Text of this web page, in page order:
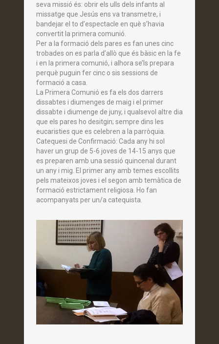
seva missió és: obrir els ulls dels infants al
missatge que Jesús ens va transmetre, i
bandejar el to d’espectacle en què s’havia
convertit la primera comunió.
Per a la formació dels pares es fan unes cinc
trobades on es parla d’allò que és bàsic en la fe
i en la primera comunió, i alhora se’ls prepara
perquè puguin fer cinc o sis sessions de
formació a casa.
La Primera Comunió es fa els dos darrers
dissabtes i diumenges de maig i el primer
dissabte i diumenge de juny, i qualsevol altre dia
que els pares ho desitgin; sempre dins les
eucaristies que es celebren a la parròquia.
Catequesi de Confirmació: Cada any hi sol
haver un grup de 5-6 joves de 14-15 anys que
es preparen amb una sessió quincenal durant
un any i mig. El primer any amb temes escollits
pels mateixos joves i el segon amb temàtica de
formació estrictament religiosa. Ho fan
acompanyats per un/a catequista.